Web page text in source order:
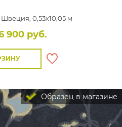
Швеция, 0,53x10,05 м
900 руб.
Образец в магазине